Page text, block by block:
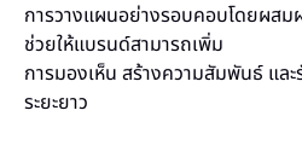
การวางแผนอย่างรอบคอบโดยผสม
ช่วยให้แบรนด์สามารถเพิ่ม
การมองเห็น สร้างความสัมพันธ์ และ
ระยะยาว